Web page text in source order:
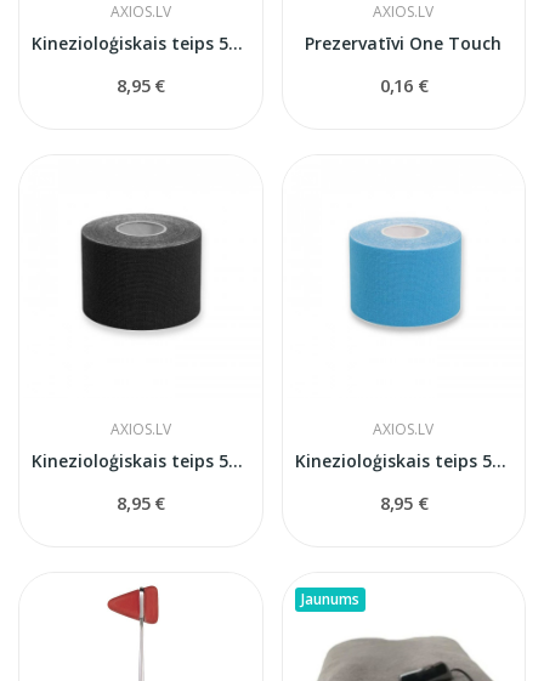
AXIOS.LV
Kinezioloģiskais teips 5см x 5м
8,95 €
AXIOS.LV
Prezervatīvi One Touch
0,16 €
AXIOS.LV
Kinezioloģiskais teips 5см x 5м
8,95 €
AXIOS.LV
Kinezioloģiskais teips 5см x 5м
8,95 €
Jaunums